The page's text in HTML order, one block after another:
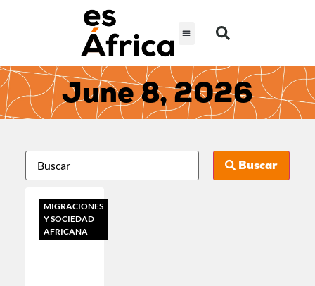
June 8, 2026
Buscar
MIGRACIONES
Y SOCIEDAD
AFRICANA